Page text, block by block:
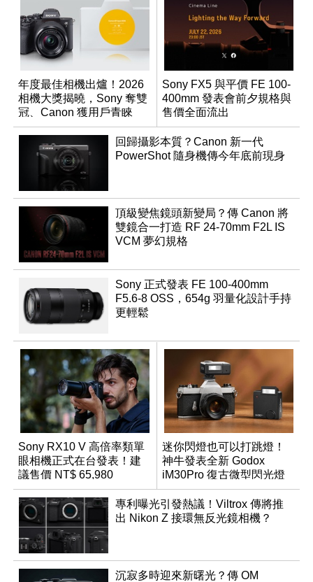
年度最佳相機出爐！2026
相機大獎揭曉，Sony 奪雙
冠、Canon 獲用戶青睞
Sony FX5 與平價 FE 100-
400mm 發表會前夕規格與
售價全面流出
回歸攝影本質？Canon 新一代
PowerShot 隨身機傳今年底前現身
頂級變焦鏡頭新變局？傳 Canon 將
雙鏡合一打造 RF 24-70mm F2L IS
VCM 夢幻規格
Sony 正式發表 FE 100-400mm
F5.6-8 OSS，654g 羽量化設計手持
更輕鬆
Sony RX10 V 高倍率類單
眼相機正式在台發表！建
議售價 NT$ 65,980
迷你閃燈也可以打跳燈！
神牛發表全新 Godox
iM30Pro 復古微型閃光燈
專利曝光引發熱議！Viltrox 傳將推
出 Nikon Z 接環無反光鏡相機？
沉寂多時迎來新曙光？傳 OM